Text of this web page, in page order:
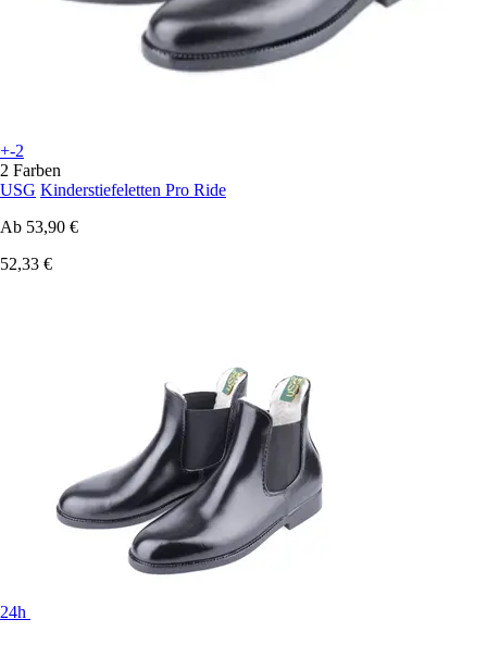
+-2
2 Farben
USG Kinderstiefeletten Pro Ride
Ab 53,90 €
52,33 €
24h